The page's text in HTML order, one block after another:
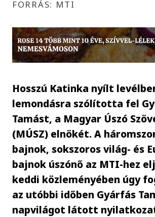
FORRÁS: MTI
Hosszú Katinka nyílt
lemondásra szólította fel
Tamást, a Magyar Úszó
(MÚSZ) elnökét. A
bajnok, sokszoros világ- és
bajnok úszónő az MTI-hez
keddi közleményében úgy
az utóbbi időben Gyárfás
napvilágot látott